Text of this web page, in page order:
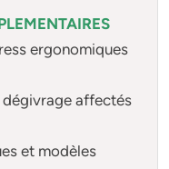
ergonomiques
dégivrage affectés
et modèles